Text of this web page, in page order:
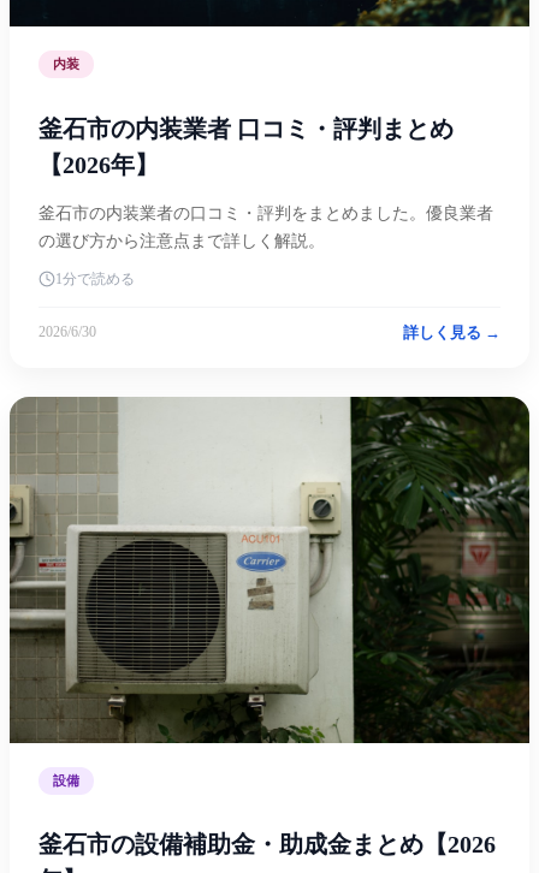
内装
釜石市の内装業者 口コミ・評判まとめ
【2026年】
釜石市の内装業者の口コミ・評判をまとめました。優良業者
の選び方から注意点まで詳しく解説。
1分で読める
2026/6/30 詳しく見る →
設備
釜石市の設備補助金・助成金まとめ【2026